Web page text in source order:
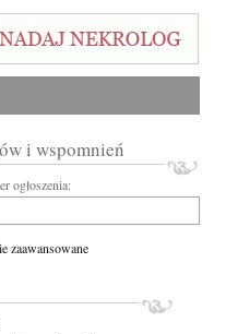
i wspomnień
ogłoszenia:
zaawansowane